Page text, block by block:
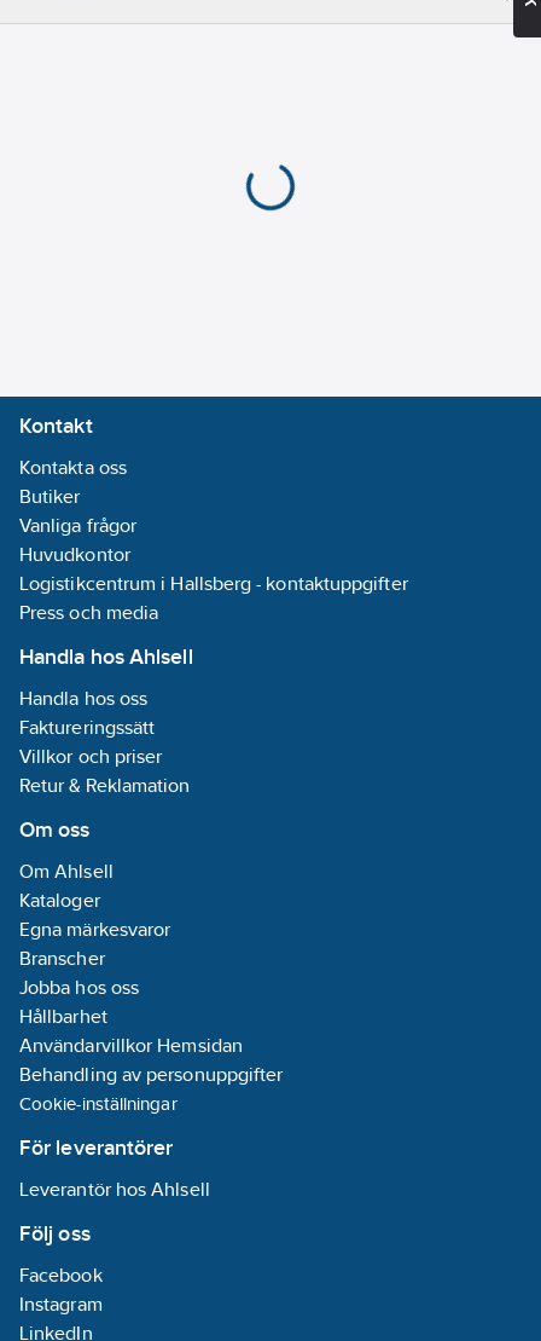
Kontakt
Kontakta oss
Butiker
Vanliga frågor
Huvudkontor
Logistikcentrum i Hallsberg - kontaktuppgifter
Press och media
Handla hos Ahlsell
Handla hos oss
Faktureringssätt
Villkor och priser
Retur & Reklamation
Om oss
Om Ahlsell
Kataloger
Egna märkesvaror
Branscher
Jobba hos oss
Hållbarhet
Användarvillkor Hemsidan
Behandling av personuppgifter
Cookie-inställningar
För leverantörer
Leverantör hos Ahlsell
Följ oss
Facebook
Instagram
LinkedIn